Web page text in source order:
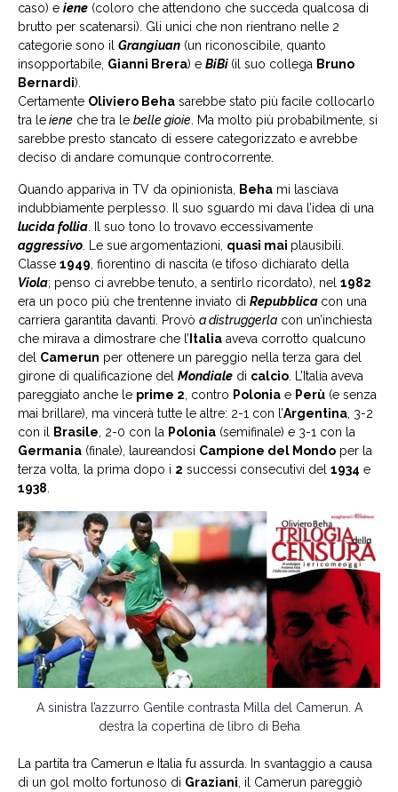
caso) e iene (coloro che attendono che succeda qualcosa di
brutto per scatenarsi). Gli unici che non rientrano nelle 2
categorie sono il Grangiuan (un riconoscibile, quanto
insopportabile, Gianni Brera) e BiBi (il suo collega Bruno
Bernardi).
Certamente Oliviero Beha sarebbe stato più facile collocarlo
tra leiene che tra le belle gioie . Ma molto più probabilmente, si
sarebbe presto stancato di essere categorizzato e avrebbe
deciso di andare comunque controcorrente.
Quando appariva in TV da opinionista, Beha mi lasciava
indubbiamente perplesso. Il suo sguardo mi dava l’idea di una
lucida follia . Il suo tono lo trovavo eccessivamente
aggressivo . Le sue argomentazioni, quasi mai plausibili.
Classe 1949 , fiorentino di nascita (e tifoso dichiarato della
Viola; penso ci avrebbe tenuto, a sentirlo ricordato), nel 1982
era un poco più che trentenne inviato di Repubblica con una
carriera garantita davanti. Provò a distruggerla con un’inchiesta
che mirava a dimostrare che l’ Italia aveva corrotto qualcuno
del Camerun per ottenere un pareggio nella terza gara del
girone di qualificazione del Mondiale di calcio . L’Italia aveva
pareggiato anche le prime 2 , contro Polonia e Perù (e senza
mai brillare), ma vincerà tutte le altre: 2-1 con l’Argentina , 3-2
con il
Brasile , 2-0 con la Polonia (semifinale) e 3-1 con la
Germania (finale), laureandosi Campione del Mondo per la
terza volta, la prima dopo i 2 successi consecutivi del 1934 e
1938
A sinistra l’azzurro Gentile contrasta Milla del Camerun. A
destra la copertina de libro di Beha
La partita tra Camerun e Italia fu assurda. In svantaggio a causa
di un gol molto fortunoso di Graziani , il Camerun pareggiò